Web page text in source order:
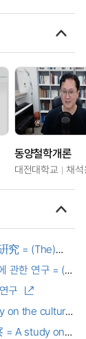
동양철학개론
대전대학교 채
究 = (The)
관한 연구 = (A)
Yang five
구
on the cultural
theory
= A study on